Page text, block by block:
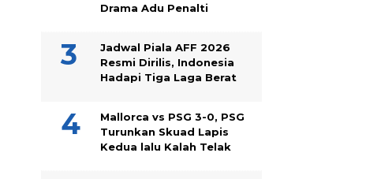
Drama Adu Penalti
Jadwal Piala AFF 2026
Resmi Dirilis, Indonesia
Hadapi Tiga Laga Berat
Mallorca vs PSG 3-0, PSG
Turunkan Skuad Lapis
Kedua lalu Kalah Telak